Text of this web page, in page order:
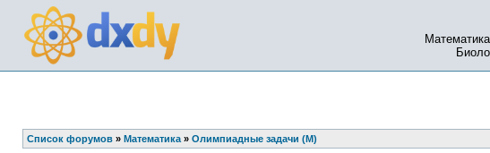
Список форумов » Математика » Олимпиадные задачи (М)